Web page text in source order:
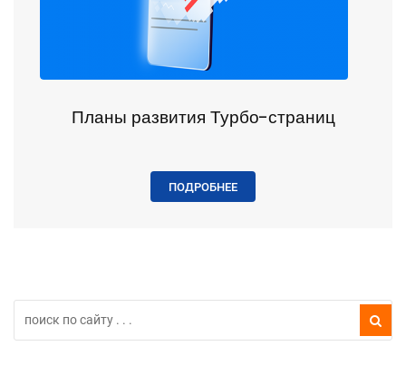
Планы развития Турбо-страниц
ПОДРОБНЕЕ